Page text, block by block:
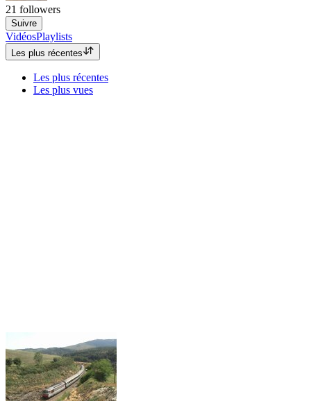
21 followers
Suivre
VidéosPlaylists
Les plus récentes
Les plus récentes
Les plus vues